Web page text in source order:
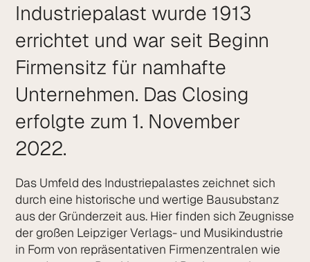
Industriepalast wurde 1913
errichtet und war seit Beginn
Firmensitz für namhafte
Unternehmen. Das Closing
erfolgte zum 1. November
2022.
Das Umfeld des Industriepalastes zeichnet sich
durch eine historische und wertige Bausubstanz
aus der Gründerzeit aus. Hier finden sich Zeugnisse
der großen Leipziger Verlags- und Musikindustrie
in Form von repräsentativen Firmen­zentralen wie